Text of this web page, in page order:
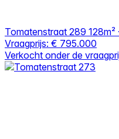
Tomatenstraat 289 128m²
Vraagprijs: € 795.000
Verkocht onder de